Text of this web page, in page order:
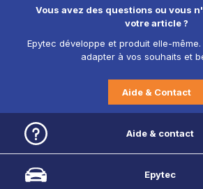
Vous avez des questions ou vous
votre article ?
Epytec développe et produit elle-
adapter à vos souhaits et
Aide & Contact
Aide & contact
Epytec